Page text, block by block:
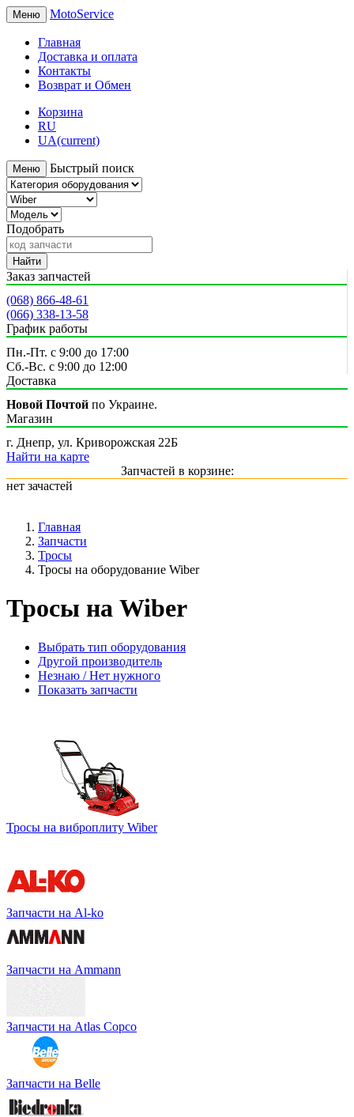
Меню MotoService
Главная
Доставка и оплата
Контакты
Возврат и Обмен
Корзина
RU
UA(current)
Меню Быстрый поиск
Подобрать
Найти
Заказ запчастей
(068) 866-48-61
(066) 338-13-58
График работы
Пн.-Пт. с 9:00 до 17:00
Сб.-Вс. с 9:00 до 12:00
Доставка
Новой Почтой по Украине.
Магазин
г. Днепр, ул. Криворожская 22Б
Найти на карте
Запчастей в корзине:
нет зачастей
Главная
Запчасти
Тросы
Тросы на оборудование Wiber
Тросы на Wiber
Выбрать тип оборудования
Другой производитель
Незнаю / Нет нужного
Показать запчасти
Тросы на виброплиту Wiber
Запчасти на Al-ko
Запчасти на Ammann
Запчасти на Atlas Copco
Запчасти на Belle